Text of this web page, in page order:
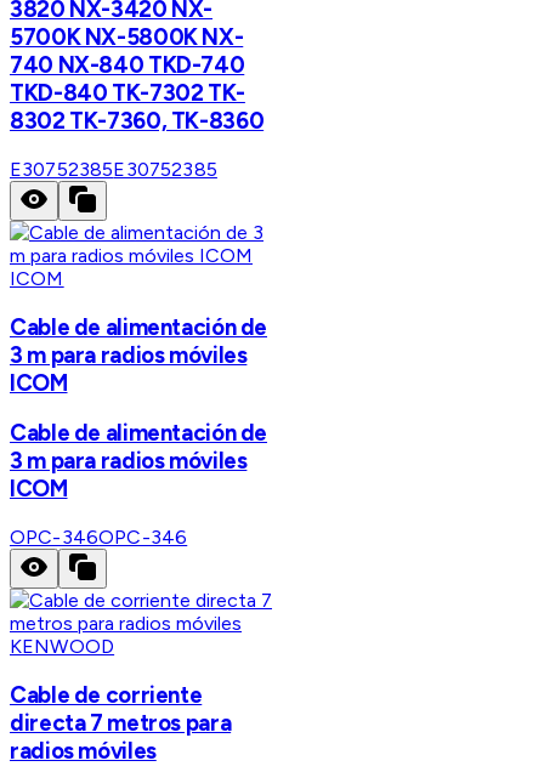
3820 NX-3420 NX-
5700K NX-5800K NX-
740 NX-840 TKD-740
TKD-840 TK-7302 TK-
8302 TK-7360, TK-8360
E30752385E30752385
ICOM
Cable de alimentación de
3 m para radios móviles
ICOM
Cable de alimentación de
3 m para radios móviles
ICOM
OPC-346OPC-346
KENWOOD
Cable de corriente
directa 7 metros para
radios móviles